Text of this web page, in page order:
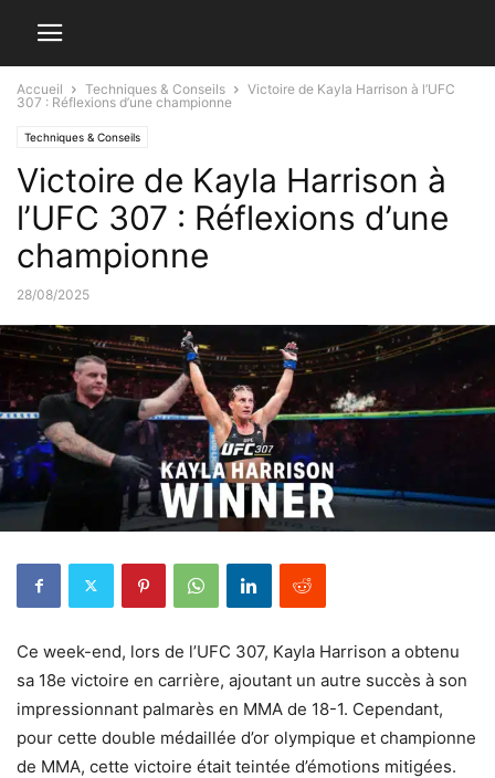
Accueil Techniques & Conseils
Victoire de Kayla Harrison à l’UFC
307 : Réflexions d’une championne
Techniques & Conseils
Victoire de Kayla Harrison à
l’UFC 307 : Réflexions d’une
championne
28/08/2025
Ce week-end, lors de l’UFC 307, Kayla Harrison a obtenu
sa 18e victoire en carrière, ajoutant un autre succès à son
impressionnant palmarès en MMA de 18-1. Cependant,
pour cette double médaillée d’or olympique et championne
de MMA, cette victoire était teintée d’émotions mitigées.